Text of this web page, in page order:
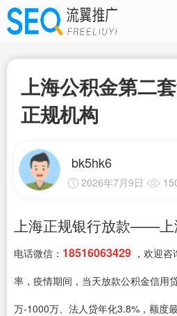
上海公积金第二
正规机构
bk5hk6
2026年7月9日
上海正规银行放款——上
电话微信： 18516063429 ，欢迎
率，疫情期间，当天放款公积金信用
万-1000万、法人贷年化3.8%，额度